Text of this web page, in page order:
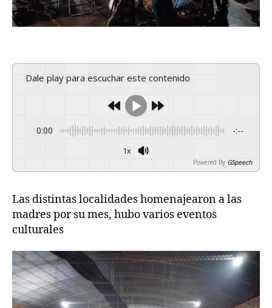
Dale play para escuchar este contenido
0:00 -:--
1x
Powered By GSpeech
Las distintas localidades homenajearon a las
madres por su mes, hubo varios eventos
culturales